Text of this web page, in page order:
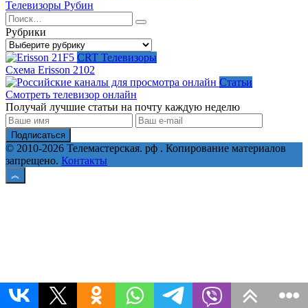
Телевизоры Рубин
Search
for:
Рубрики
Рубрики
CRT Телевизоры
Схема Erisson 2102
Статьи
Смотреть телевизор онлайн
Получай лучшие статьи на почту каждую неделю
Подписаться
© 2010-2026 Телемастерская. рф . Копирование материалов
запрещено. Контакты